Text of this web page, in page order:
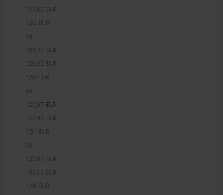
115,62 EUR
1,62 EUR
70
108,70 EUR
129,35 EUR
1,55 EUR
80
120,97 EUR
143,95 EUR
1,51 EUR
90
132,87 EUR
158,12 EUR
1,48 EUR